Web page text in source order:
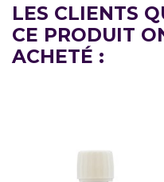
LES CLIENTS
CE PRODUIT
ACHETÉ :